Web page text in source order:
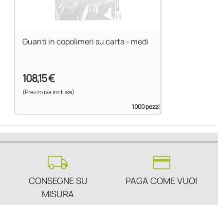
Guanti in copolimeri su carta - medi
108,15 €
(Prezzo iva inclusa)
1000 pezzi
local_shipping
CONSEGNE SU
MISURA
credit_card
PAGA COME VUOI